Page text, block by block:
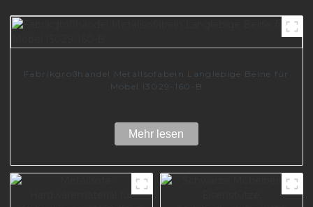
Fabrikgroßhandel Metallsofabein Langlebige Beine für
Möbel I3029-160-B
Mehr lesen